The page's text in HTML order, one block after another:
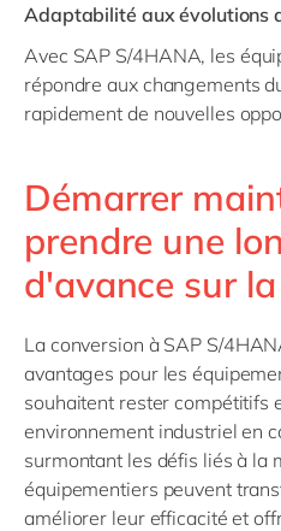
Adaptabilité aux évolutions
Avec SAP S/4HANA, les
répondre aux changements
rapidement de nouvelles
Démarrer
prendre une
d'avance sur
La conversion à SAP S/
avantages pour les
souhaitent rester compétitifs
environnement industriel en
surmontant les défis liés à la
équipementiers peuvent
améliorer leur efficacité et